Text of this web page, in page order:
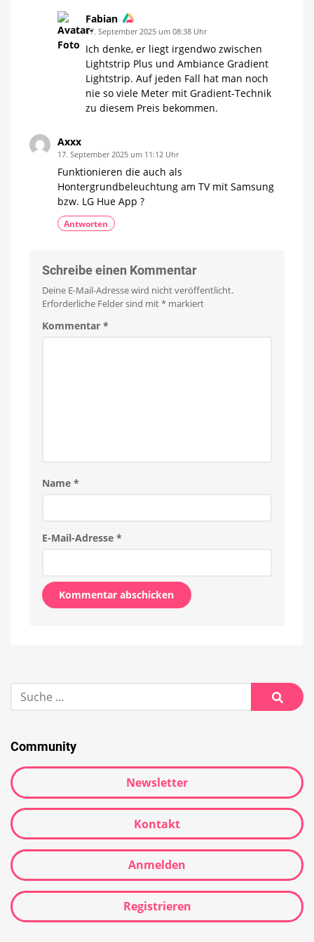
Fabian
17. September 2025 um 08:38 Uhr
Ich denke, er liegt irgendwo zwischen
Lightstrip Plus und Ambiance Gradient
Lightstrip. Auf jeden Fall hat man noch
nie so viele Meter mit Gradient-Technik
zu diesem Preis bekommen.
Axxx
17. September 2025 um 11:12 Uhr
Funktionieren die auch als
Hontergrundbeleuchtung am TV mit Samsung
bzw. LG Hue App ?
Antworten
Schreibe einen Kommentar
Deine E-Mail-Adresse wird nicht veröffentlicht.
Erforderliche Felder sind mit* markiert
Kommentar *
Name *
E-Mail-Adresse *
Suche
nach:
Suche
Community
Newsletter
Kontakt
Anmelden
Registrieren